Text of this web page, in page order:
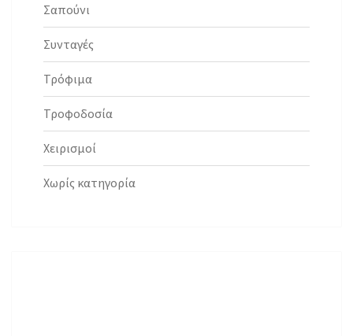
Σαπούνι
Συνταγές
Τρόφιμα
Τροφοδοσία
Χειρισμοί
Χωρίς κατηγορία